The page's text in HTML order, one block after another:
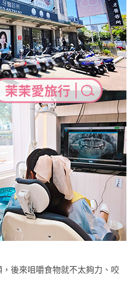
後來咀嚼食物就不太夠力、咬